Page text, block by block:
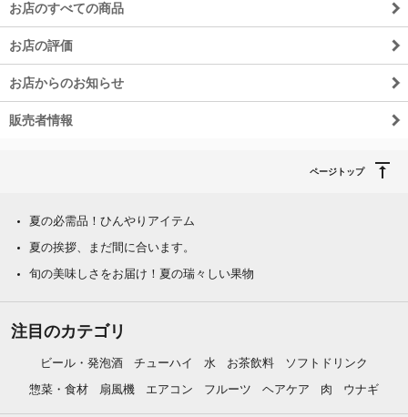
お店のすべての商品
お店の評価
お店からのお知らせ
販売者情報
ページトップ
夏の必需品！ひんやりアイテム
夏の挨拶、まだ間に合います。
旬の美味しさをお届け！夏の瑞々しい果物
注目のカテゴリ
ビール・発泡酒 チューハイ 水 お茶飲料
ソフトドリンク
惣菜・食材
扇風機 エアコン フルーツ ヘアケア 肉 ウナギ